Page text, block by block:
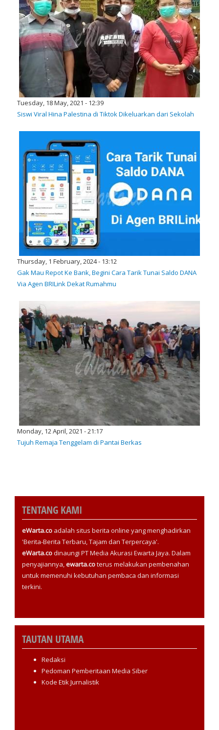
Tuesday, 18 May, 2021 - 12:39
Siswi Viral Hina Palestina di Tiktok Dikeluarkan dari Sekolah
Thursday, 1 February, 2024 - 13:12
Gak Mau Repot Ke Bank, Begini Cara Tarik Tunai Saldo DANA
Via Agen BRILink Dekat Rumahmu
Monday, 12 April, 2021 - 21:17
Tujuh Remaja Tenggelam di Pantai Berkas
TENTANG KAMI
eWarta.co adalah situs berita online yang menghadirkan
'Berita-Berita Terbaru, Tajam dan Terpercaya'.
eWarta.codinaungi PT Media Akurasi Ewarta Jaya. Dalam
penyajiannya, ewarta.coterus melakukan pembenahan
untuk memenuhi kebutuhan pembaca dan informasi
terkini.
TAUTAN UTAMA
Redaksi
Pedoman Pemberitaan Media Siber
Kode Etik Jurnalistik